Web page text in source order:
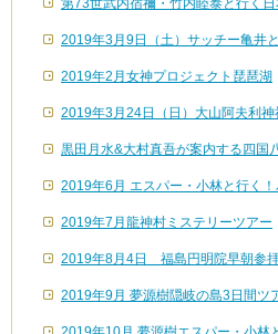
2019年3月9日（土）サッチー亀井
2019年2月女神プロジェクト琵琶湖
2019年3月24日（日）大山阿夫利神
黒田月水&大村真吾が案内する四国
2019年6月 エスパー・小林と行く
2019年7月龍神村ミステリーツアー
2019年8月4日 福島円明院早朝参
2019年9月 夢源樹隠岐の島3日間ツ